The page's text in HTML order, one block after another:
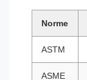
Norme
ASTM
ASME